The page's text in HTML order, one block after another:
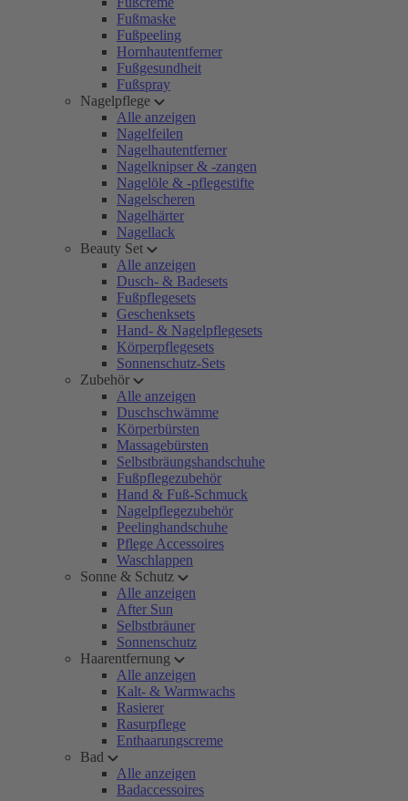
Fußmaske
Fußpeeling
Hornhautentferner
Fußgesundheit
Fußspray
Nagelpflege
Alle anzeigen
Nagelfeilen
Nagelhautentferner
Nagelknipser & -zangen
Nagelöle & -pflegestifte
Nagelscheren
Nagelhärter
Nagellack
Beauty Set
Alle anzeigen
Dusch- & Badesets
Fußpflegesets
Geschenksets
Hand- & Nagelpflegesets
Körperpflegesets
Sonnenschutz-Sets
Zubehör
Alle anzeigen
Duschschwämme
Körperbürsten
Massagebürsten
Selbstbräungshandschuhe
Fußpflegezubehör
Hand & Fuß-Schmuck
Nagelpflegezubehör
Peelinghandschuhe
Pflege Accessoires
Waschlappen
Sonne & Schutz
Alle anzeigen
After Sun
Selbstbräuner
Sonnenschutz
Haarentfernung
Alle anzeigen
Kalt- & Warmwachs
Rasierer
Rasurpflege
Enthaarungscreme
Bad
Alle anzeigen
Badaccessoires